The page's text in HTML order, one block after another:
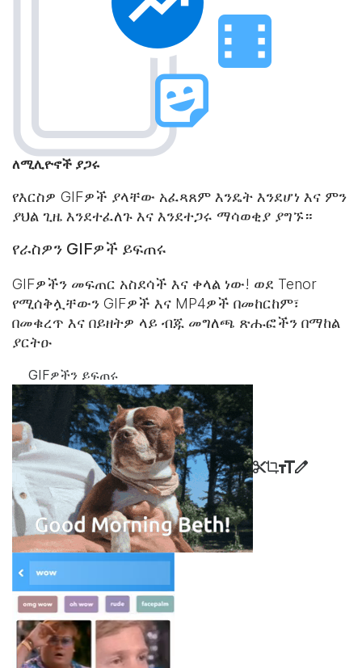
ለሚሊዮኖች ያጋሩ
የእርስዎ GIFዎች ያላቸው አፈጻጸም እንዴት እንደሆነ እና ምን
ያህል ጊዜ እንደተፈለጉ እና እንደተጋሩ ማሳወቂያ ያግኙ።
የራስዎን GIFዎች ይፍጠሩ
GIFዎችን መፍጠር አስደሳች እና ቀላል ነው! ወደ Tenor
የሚሰቅሏቸውን GIFዎች እና MP4ዎች በመከርከም፣
በመቁረጥ እና በይዘትዎ ላይ ብጁ መግለጫ ጽሑፎችን በማከል
ያርትዑ
GIFዎችን ይፍጠሩ